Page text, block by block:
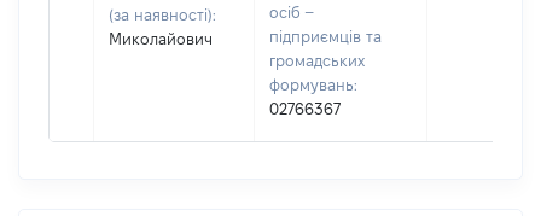
(за наявності):
Миколайович
осіб –
підприємців та
громадських
формувань:
02766367